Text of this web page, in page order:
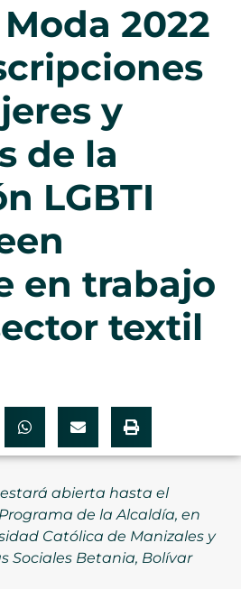
2022
y
de la
LGBTI
en trabajo
textil
abierta hasta el
de la Alcaldía, en
Católica de Manizales y
Sociales Betania, Bolívar